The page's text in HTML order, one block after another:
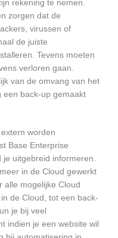
rekening te nemen.
zorgen dat de
virussen of
de juiste
Tevens moeten
verloren gaan.
van de omvang van het
een back-up gemaakt
worden
Base Enterprise
uitgebreid informeren.
in de Cloud gewerkt
alle mogelijke Cloud
de Cloud, tot een back-
je bij veel
indien je een website wil